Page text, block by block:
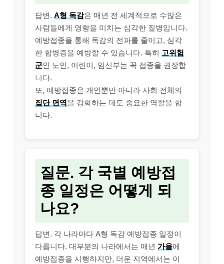
답변. A형 독감은 매년 전 세계적으로 수많은
사람들에게 영향을 미치는 심각한 질병입니다.
예방접종을 통해 독감의 전파를 줄이고, 심각
한 합병증을 예방할 수 있습니다. 특히 고위험
군인 노인, 어린이, 임신부는 꼭 접종을 권장합
니다.
또, 예방접종은 개인뿐만 아니라 사회 전체의
집단 면역을 강화하는 데도 중요한 역할을 합
니다.
질문. 각 국별 예방접
종 일정은 어떻게 되
나요?
답변. 각 나라마다 A형 독감 예방접종 일정이
다릅니다. 대부분의 나라에서는 매년 가을에
예방접종을 시행하지만, 더운 지역에서는 이